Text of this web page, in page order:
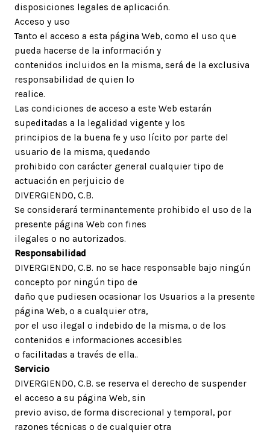
disposiciones legales de aplicación.
Acceso y uso
Tanto el acceso a esta página Web, como el uso que
pueda hacerse de la información y
contenidos incluidos en la misma, será de la exclusiva
responsabilidad de quien lo
realice.
Las condiciones de acceso a este Web estarán
supeditadas a la legalidad vigente y los
principios de la buena fe y uso lícito por parte del
usuario de la misma, quedando
prohibido con carácter general cualquier tipo de
actuación en perjuicio de
DIVERGIENDO, C.B.
Se considerará terminantemente prohibido el uso de la
presente página Web con fines
ilegales o no autorizados.
Responsabilidad
DIVERGIENDO, C.B. no se hace responsable bajo ningún
concepto por ningún tipo de
daño que pudiesen ocasionar los Usuarios a la presente
página Web, o a cualquier otra,
por el uso ilegal o indebido de la misma, o de los
contenidos e informaciones accesibles
o facilitadas a través de ella..
Servicio
DIVERGIENDO, C.B. se reserva el derecho de suspender
el acceso a su página Web, sin
previo aviso, de forma discrecional y temporal, por
razones técnicas o de cualquier otra